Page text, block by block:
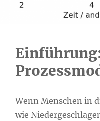
Wenn Menschen in
wie